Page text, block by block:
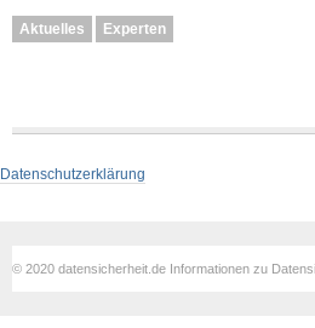
Aktuelles Experten
Datenschutzerklärung
© 2020 datensicherheit.de Informationen zu